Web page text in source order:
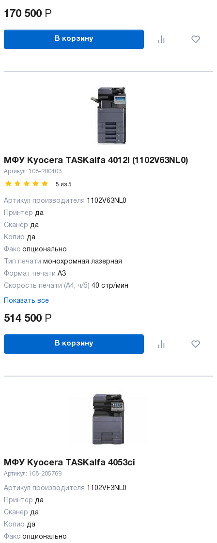
170 500 Р
В корзину
МФУ Kyocera TASKalfa 4012i (1102V63NL0)
Артикул: 108-200403
5 из 5
Артикул производителя 1102V63NL0
Принтер да
Сканер да
Копир да
Факс опционально
Тип печати монохромная лазерная
Формат печати A3
Скорость печати (А4, ч/б) 40 стр/мин
Показать все
514 500 Р
В корзину
МФУ Kyocera TASKalfa 4053ci
Артикул: 108-205769
Артикул производителя 1102VF3NL0
Принтер да
Сканер да
Копир да
Факс опционально